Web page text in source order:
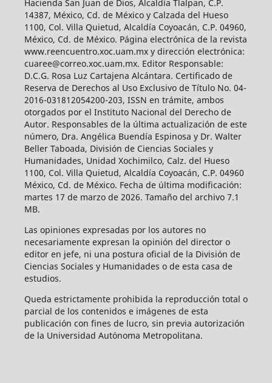
Hacienda San Juan de Dios, Alcaldía Tlalpan, C.P.
14387, México, Cd. de México y Calzada del Hueso
1100, Col. Villa Quietud, Alcaldía Coyoacán, C.P. 04960,
México, Cd. de México. Página electrónica de la revista
www.reencuentro.xoc.uam.mx y dirección electrónica:
cuaree@correo.xoc.uam.mx. Editor Responsable:
D.C.G. Rosa Luz Cartajena Alcántara. Certificado de
Reserva de Derechos al Uso Exclusivo de Título No. 04-
2016-031812054200-203, ISSN en trámite, ambos
otorgados por el Instituto Nacional del Derecho de
Autor. Responsables de la última actualización de este
número, Dra. Angélica Buendía Espinosa y Dr. Walter
Beller Taboada, División de Ciencias Sociales y
Humanidades, Unidad Xochimilco, Calz. del Hueso
1100, Col. Villa Quietud, Alcaldía Coyoacán, C.P. 04960
México, Cd. de México. Fecha de última modificación:
martes 17 de marzo de 2026. Tamaño del archivo 7.1
MB.
Las opiniones expresadas por los autores no
necesariamente expresan la opinión del director o
editor en jefe, ni una postura oficial de la División de
Ciencias Sociales y Humanidades o de esta casa de
estudios.
Queda estrictamente prohibida la reproducción total o
parcial de los contenidos e imágenes de esta
publicación con fines de lucro, sin previa autorización
de la Universidad Autónoma Metropolitana.